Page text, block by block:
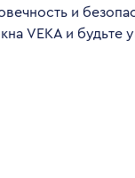
и
VEKA и